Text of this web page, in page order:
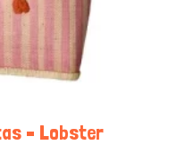
– Lobster